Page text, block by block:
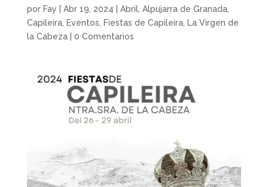
por Fay Abr 19, 2024 Abril, Alpujarra de Granada,
Capileira, Eventos Fiestas de Capileira, La Virgen de
la Cabeza| 0 Comentarios